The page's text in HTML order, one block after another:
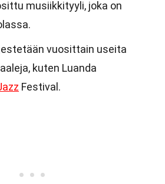
musiikkityyli, joka on
vuosittain useita
kuten Luanda
Festival.